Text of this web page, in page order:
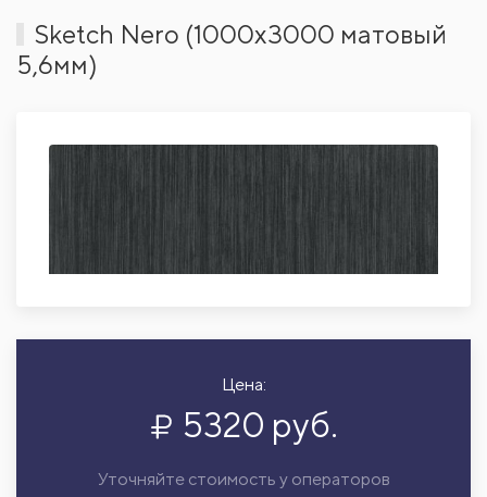
Sketch Nero (1000x3000 матовый
5,6мм)
Цена:
5320 руб.
Уточняйте стоимость у операторов